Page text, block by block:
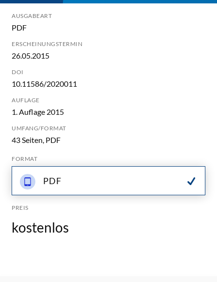
AUSGABEART
PDF
ERSCHEINUNGSTERMIN
26.05.2015
DOI
10.11586/2020011
AUFLAGE
1. Auflage 2015
UMFANG/FORMAT
43 Seiten, PDF
FORMAT
PDF
PREIS
kostenlos